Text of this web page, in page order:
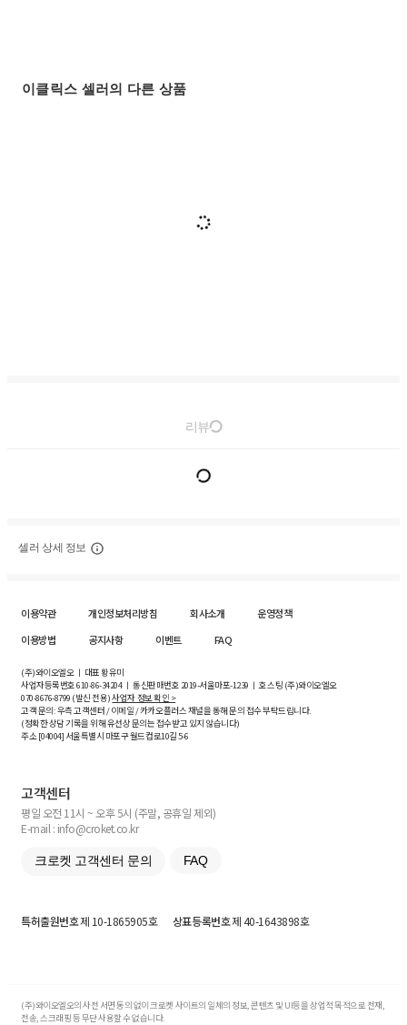
이클릭스 셀러의 다른 상품
리뷰
셀러 상세 정보
이용약관 개인정보처리방침 회사소개
운영정책
이용방법
공지사항 이벤트 FAQ
(주)와이오엘오 ㅣ 대표 황유미
사업자등록번호610-86-34204ㅣ 통신판매번호 2019-서울마포-1239 ㅣ 호스팅 (주)와이오엘오
070-8676-8799 (발신 전용)사업자 정보 확인 >
고객 문의: 우측 고객센터 / 이메일 / 카카오플러스 채널을 통해 문의 접수 부탁드립니다.
(정확한 상담 기록을 위해 유선상 문의는 접수받고 있지 않습니다)
주소 [04004] 서울특별시 마포구 월드컵로10길5-6
고객센터
평일 오전 11시 ~ 오후 5시 (주말, 공휴일 제외)
E-mail : info@croket.co.kr
크로켓 고객센터 문의 FAQ
특허출원번호제 10-1865905호 상표등록번호제 40-1643898호
(주)와이오엘오의 사전 서면 동의 없이 크로켓 사이트의 일체의 정보, 콘텐츠 및 UI등을 상업적 목적으로 전재,
전송, 스크래핑 등 무단 사용할 수 없습니다.